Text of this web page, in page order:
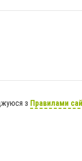
з Правилами